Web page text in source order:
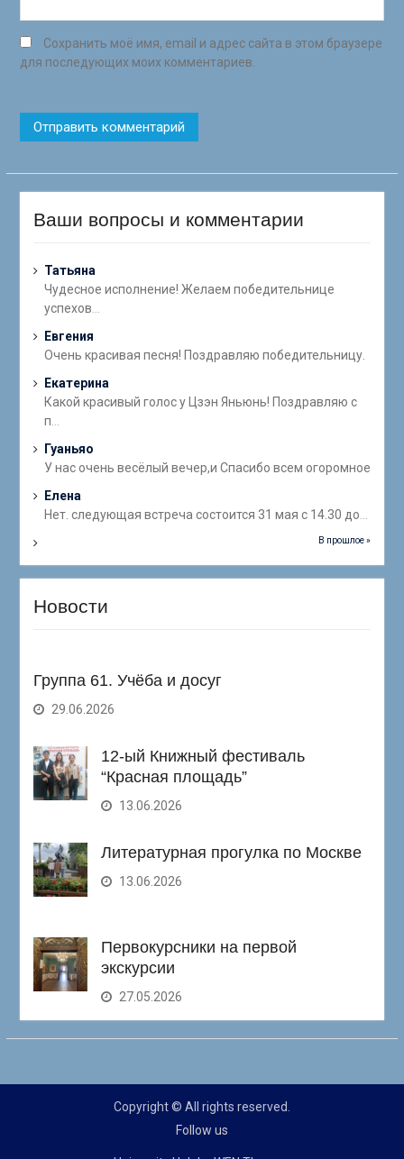
Сохранить моё имя, email и адрес сайта в этом браузере
для последующих моих комментариев.
Ваши вопросы и комментарии
Татьяна
Чудесное исполнение! Желаем победительнице
успехов
Евгения
Очень красивая песня! Поздравляю победительницу.
Екатерина
Какой красивый голос у Цзэн Яньюнь! Поздравляю с
п
Гуаньяо
У нас очень весёлый вечер,и Спасибо всем огоромное
Елена
Нет. следующая встреча состоится 31 мая с 14.30 до
В прошлое »
Новости
Группа 61. Учёба и досуг
29.06.2026
12-ый Книжный фестиваль
“Красная площадь”
13.06.2026
Литературная прогулка по Москве
13.06.2026
Первокурсники на первой
экскурсии
27.05.2026
Copyright © All rights reserved.
Follow us